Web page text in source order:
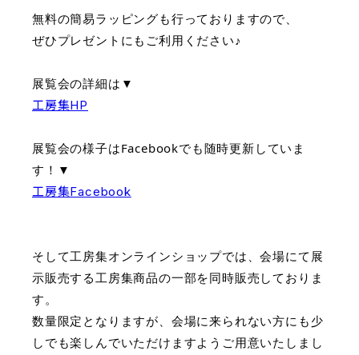
無料の簡易ラッピングも行っておりますので、
ぜひプレゼントにもご利用ください♪
展覧会の詳細は▼
工房集HP
展覧会の様子はFacebookでも随時更新していま
す！▼
工房集Facebook
そして工房集オンラインショップでは、会場にて展
示販売する工房集商品の一部を同時販売しておりま
す。
数量限定となりますが、会場に来られない方にも少
しでも楽しんでいただけますようご用意いたしまし